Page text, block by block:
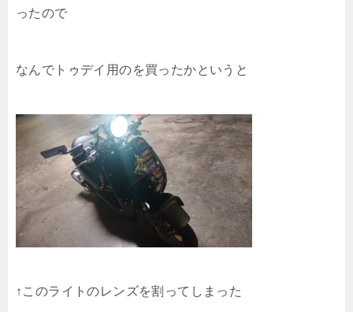
ったので
なんでトゥデイ用のを買ったかというと
↑このライトのレンズを割ってしまった